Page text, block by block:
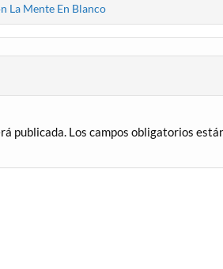
La Mente En Blanco
publicada. Los campos obligatorios